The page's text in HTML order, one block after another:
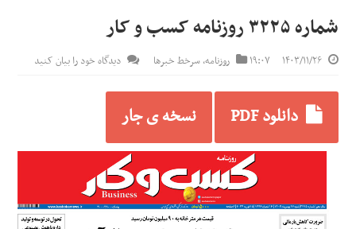
شماره ۳۲۲۵ روزنامه کسب و کار
۱۴۰۳/۱۱/۲۶ ۱۹:۰۷ روزنامه,سرخط خبرها دیدگاه خود را بیان کنید
دانلود PDF نسخه ی جار